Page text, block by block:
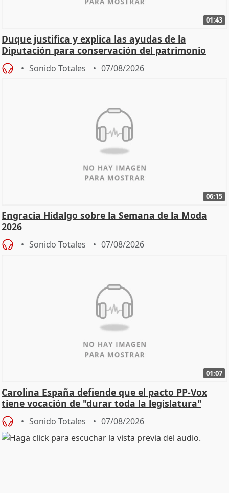
01:43
Duque justifica y explica las ayudas de la
Diputación para conservación del patrimonio
Sonido Totales 07/08/2026
06:15
Engracia Hidalgo sobre la Semana de la Moda
2026
Sonido Totales 07/08/2026
01:07
Carolina España defiende que el pacto PP-Vox
tiene vocación de "durar toda la legislatura"
Sonido Totales 07/08/2026